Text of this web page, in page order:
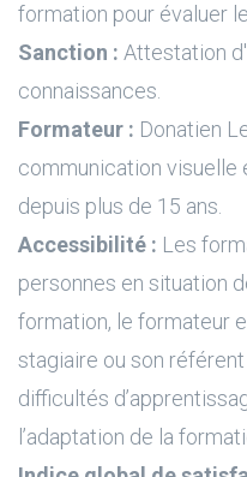
formation pour évaluer
Sanction : Attestation
connaissances.
Formateur : Donatien
communication visuelle
depuis plus de 15 ans.
Accessibilité : Les
personnes en situation
formation, le formateur
stagiaire ou son
difficultés
l’adaptation de la